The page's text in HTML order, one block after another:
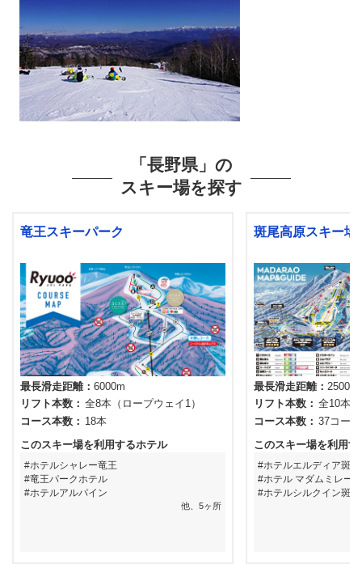
「長野県」の
スキー場を探す
竜王スキーパーク
最長滑走距離
6000m
リフト本数
全8本（ロープウェイ1）
コース本数
18本
このスキー場を利用するホテル
ホテルシャレー竜王
竜王パークホテル
ホテルアルパイン
他、5ヶ所
斑尾高原スキー場
最長滑走距離
2500m
リフト本数
全10本
コース本数
37コース
このスキー場を利用す
ホテルエルディア斑尾
ホテル マダムミレー
ホテルシルクイン斑尾